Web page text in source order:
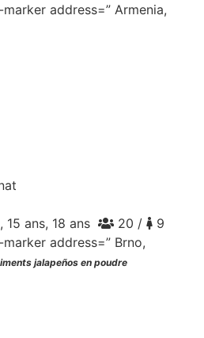
address=” Armenia,
15 ans, 18 ans
20 /
9
address=” Brno,
jalapeños en poudre